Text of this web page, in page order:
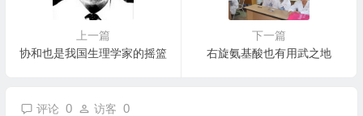
上一篇
协和也是我国生理学家的摇篮
下一篇
右旋氨基酸也有用武之地
评论 0 访客 0